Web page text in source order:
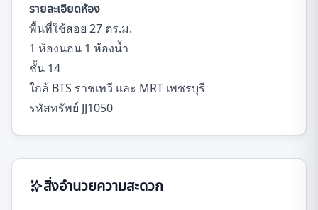
รายละเอียดห้อง
พื้นที่ใช้สอย 27 ตร.ม.
1 ห้องนอน 1 ห้องน้ำ
ชั้น 14
ใกล้ BTS ราชเทวี และ MRT เพชรบุรี
รหัสทรัพย์ JJ1050
สิ่งอำนวยความสะดวก